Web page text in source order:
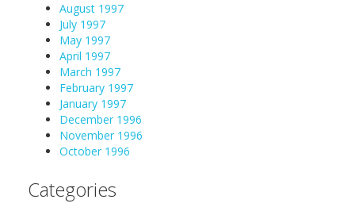
August 1997
July 1997
May 1997
April 1997
March 1997
February 1997
January 1997
December 1996
November 1996
October 1996
Categories